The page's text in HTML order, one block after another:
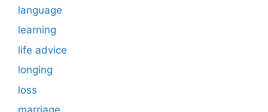
language
learning
life advice
longing
loss